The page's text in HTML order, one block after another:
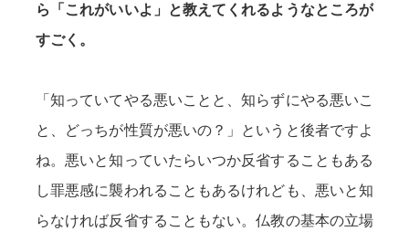
ら「これがいいよ」と教えてくれるようなところが
すごく。
「知っていてやる悪いことと、知らずにやる悪いこ
と、どっちが性質が悪いの？」というと後者ですよ
ね。悪いと知っていたらいつか反省することもある
し罪悪感に襲われることもあるけれども、悪いと知
らなければ反省することもない。仏教の基本の立場